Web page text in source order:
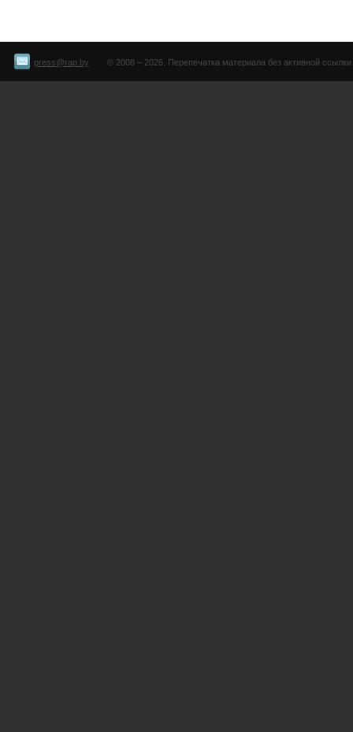
press@rap.by © 2008 – 2026. Перепечатка материала без активной